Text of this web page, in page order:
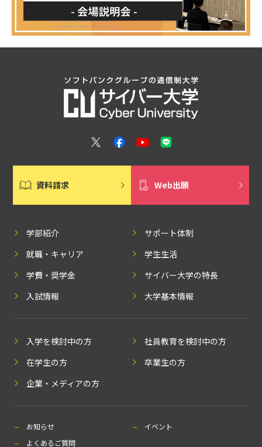
資料請求 Web出願
学部紹介
サポート体制
就職・キャリア
学生生活
学費・奨学金
サイバー大学の特長
入試情報
大学基本情報
入学を検討中の方
社員教育を検討中の方
在学生の方
卒業生の方
企業・メディアの方
お知らせ
イベント
よくあるご質問